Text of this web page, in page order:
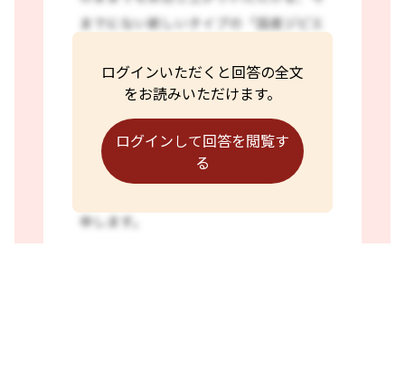
ログインいただくと回答の全文
をお読みいただけます。
ログインして回答を閲覧す
る